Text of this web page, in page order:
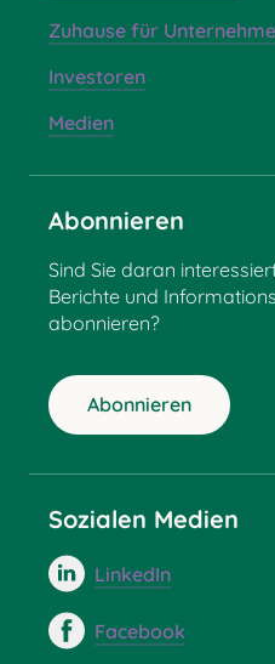
Zuhause für
Investoren
Medien
Abonnieren
Sind Sie daran
Berichte und
abonnieren?
Abonnieren
Sozialen Medien
LinkedIn
Facebook